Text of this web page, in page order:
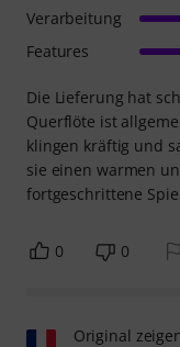
Die Lieferung hat
Querflöte ist
klingen kräftig und
sie einen warmen
fortgeschrittene
Verarbeitung
Features
0 0
Original